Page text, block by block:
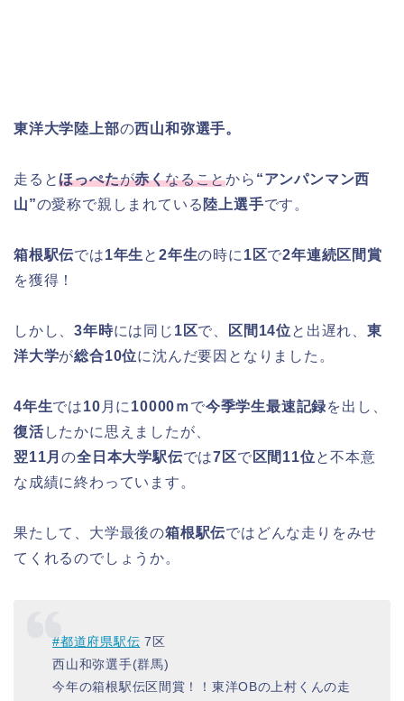
東洋大学陸上部の西山和弥選手。
走るとほっぺたが赤くなることから “アンパンマン西
山”の愛称で親しまれている 陸上選手です。
箱根駅伝では1年生 と2年生の時に 1区で2年連続区間賞
を獲得！
しかし、3年時には同じ 1区で、 区間14位と出遅れ、東
洋大学が総合10位に沈んだ要因となりました。
4年生では10 月に 10000ｍで今季学生最速記録を出し、
復活したかに思えましたが、
翌11月の全日本大学駅伝では7区で 区間11位と不本意
な成績に終わっています。
果たして、大学最後の箱根駅伝ではどんな走りをみせ
てくれるのでしょうか。
#都道府県駅伝 7区
西山和弥選手(群馬)
今年の箱根駅伝区間賞！！東洋OBの上村くんの走